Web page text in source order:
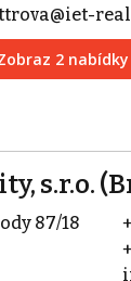
2 nabídky
s.r.o.
87/18